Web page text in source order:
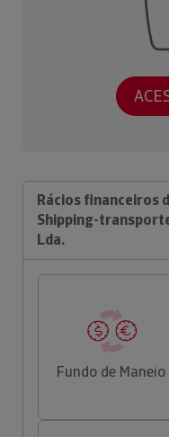
Rácios financeiros
Shipping-
Lda.
Fundo de Maneio